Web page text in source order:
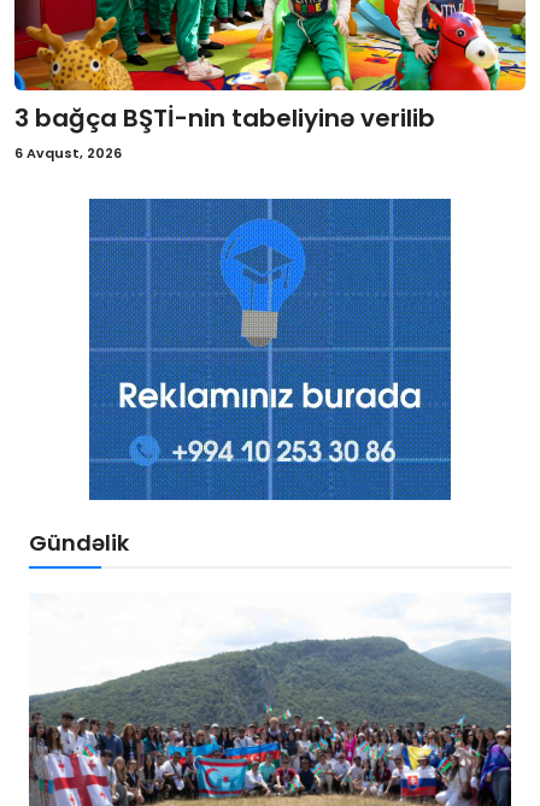
3 bağça BŞTİ-nin tabeliyinə verilib
6 Avqust, 2026
Gündəlik